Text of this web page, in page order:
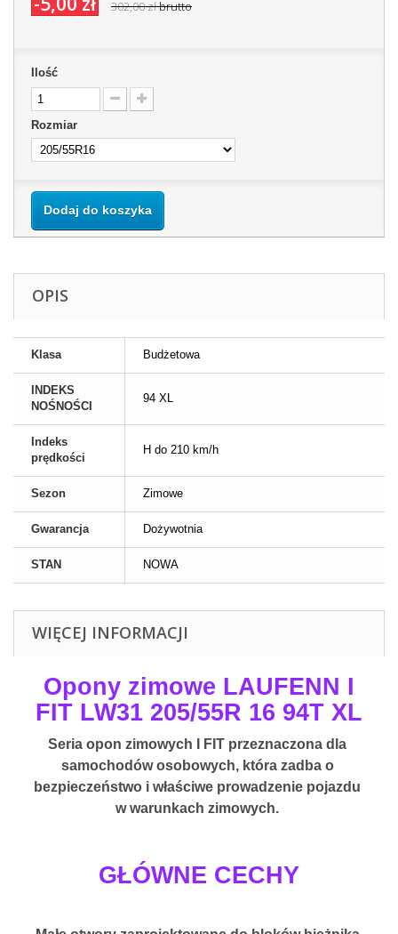
302,00 złbrutto
Ilość
Rozmiar
Dodaj do koszyka
OPIS
Klasa Budżetowa
INDEKS
NOŚNOŚCI
94 XL
Indeks
prędkości
H do 210 km/h
Sezon Zimowe
Gwarancja Dożywotnia
STAN NOWA
WIĘCEJ INFORMACJI
Opony zimowe LAUFENN I
FIT LW31 205/55R 16 94T XL
Seria opon zimowych I FIT przeznaczona dla
samochodów osobowych, która zadba o
bezpieczeństwo i właściwe prowadzenie pojazdu
w warunkach zimowych.
GŁÓWNE CECHY